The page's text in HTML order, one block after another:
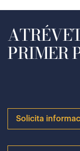
PRIMER
Solicita